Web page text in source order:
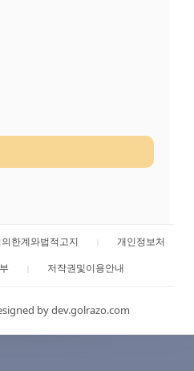
한계와법적고지 개인정보처
저작권및이용안내
by dev.golrazo.com